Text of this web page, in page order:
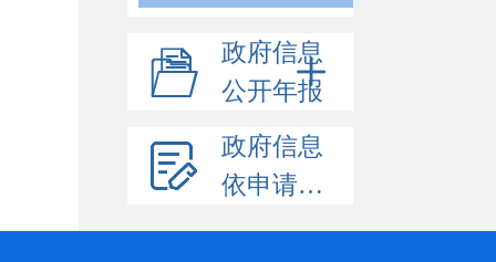
政府信息
公开年报
政府信息
依申请公开